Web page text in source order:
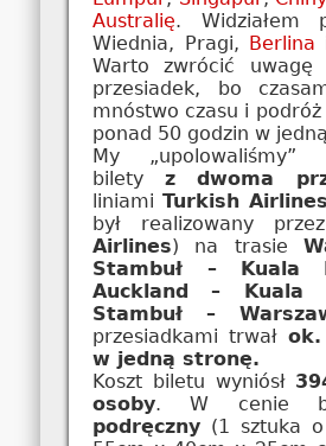
Australię. Widziałem
Wiednia, Pragi, Berlina
Warto zwrócić uwagę
przesiadek, bo
mnóstwo czasu i
ponad 50 godzin w
My „upolowaliśmy”
bilety z dwoma
liniami Turkish Airlines
był realizowany
Airlines) na trasie
Stambuł – Kuala
Auckland – Kuala
Stambuł –
przesiadkami trwał ok.
w jedną stronę.
Koszt biletu wyniósł
osoby. W cenie
podręczny (1 sztuka